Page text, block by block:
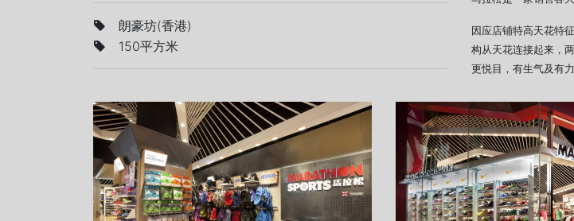
朗豪坊(香港)
150平方米
因应店铺特高天花特
构从天花连接起来，
更悦目，有生气及有力